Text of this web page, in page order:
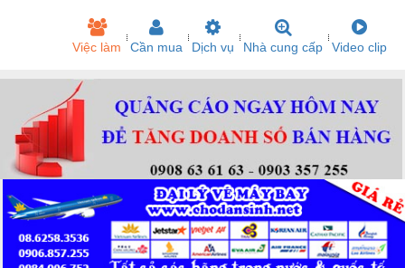
Việc làm Cần mua Dịch vụ Nhà cung cấp Video clip